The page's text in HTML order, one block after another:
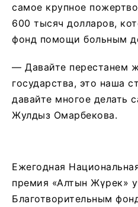
самое крупное
600 тысяч долларов,
фонд помощи больным
— Давайте перестанем
государства, это наша
давайте многое делать
Жулдыз Омарбекова.
Ежегодная
премия «Алтын Жүрек»
Благотворительным